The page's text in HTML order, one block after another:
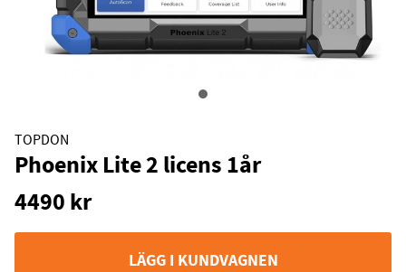
TOPDON
Phoenix Lite 2 licens 1år
4490 kr
LÄGG I KUNDVAGNEN